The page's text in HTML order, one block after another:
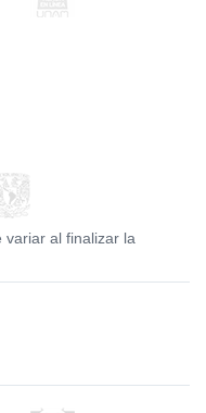
variar al finalizar la